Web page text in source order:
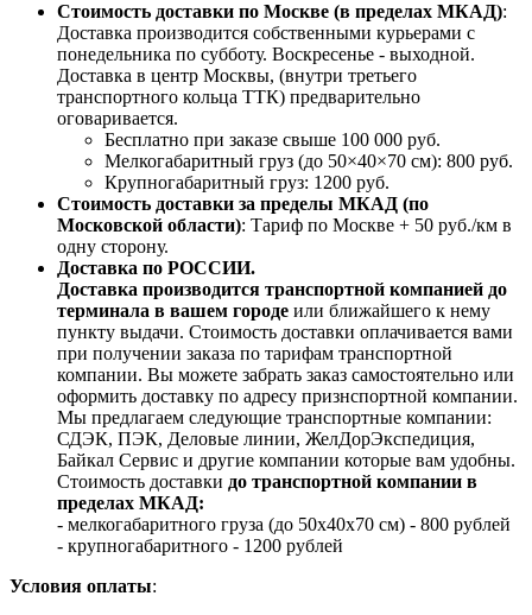
Стоимость доставки по Москве (в пределах МКАД):
Доставка производится собственными курьерами с
понедельника по субботу. Воскресенье - выходной.
Доставка в центр Москвы, (внутри третьего
транспортного кольца ТТК) предварительно
оговаривается.
Бесплатно при заказе свыше 100 000 руб.
Мелкогабаритный груз (до 50×40×70 см): 800 руб.
Крупногабаритный груз: 1200 руб.
Стоимость доставки за пределы МКАД (по
Московской области): Тариф по Москве + 50 руб./км в
одну сторону.
Доставка по РОССИИ.
Доставка производится транспортной компанией до
терминала в вашем городе или ближайшего к нему
пункту выдачи. Стоимость доставки оплачивается вами
при получении заказа по тарифам транспортной
компании. Вы можете забрать заказ самостоятельно или
оформить доставку по адресу признспортной компании.
Мы предлагаем следующие транспортные компании:
СДЭК, ПЭК, Деловые линии, ЖелДорЭкспедиция,
Байкал Сервис и другие компании которые вам удобны.
Стоимость доставки до транспортной компании в
пределах МКАД:
- мелкогабаритного груза (до 50х40х70 см) - 800 рублей
- крупногабаритного - 1200 рублей
Условия оплаты: